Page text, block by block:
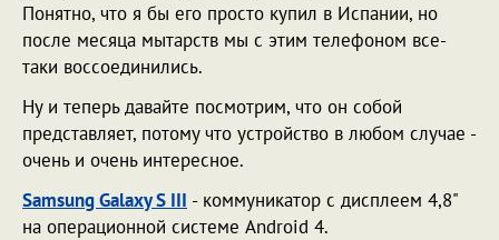
Понятно, что я бы его просто купил в Испании, но
после месяца мытарств мы с этим телефоном все-
таки воссоединились.
Ну и теперь давайте посмотрим, что он собой
представляет, потому что устройство в любом случае -
очень и очень интересное.
Samsung Galaxy S III - коммуникатор с дисплеем 4,8"
на операционной системе Android 4.